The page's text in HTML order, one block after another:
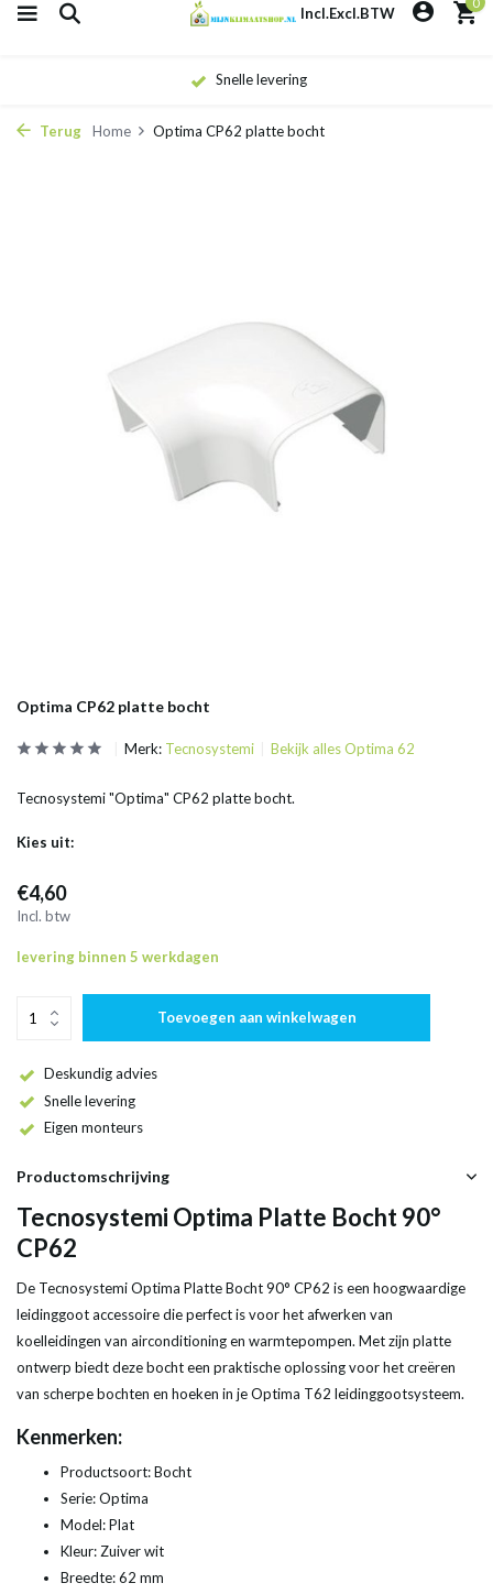
Incl.Excl.BTW
Snelle levering
Terug Home Optima CP62 platte bocht
Optima CP62 platte bocht
Merk: Tecnosystemi Bekijk alles Optima 62
Tecnosystemi "Optima" CP62 platte bocht.
Kies uit:
€4,60
Incl. btw
levering binnen 5 werkdagen
Toevoegen aan winkelwagen
Deskundig advies
Snelle levering
Eigen monteurs
Productomschrijving
Tecnosystemi Optima Platte Bocht 90°
CP62
De Tecnosystemi Optima Platte Bocht 90° CP62 is een hoogwaardige
leidinggoot accessoire die perfect is voor het afwerken van
koelleidingen van airconditioning en warmtepompen. Met zijn platte
ontwerp biedt deze bocht een praktische oplossing voor het creëren
van scherpe bochten en hoeken in je Optima T62 leidinggootsysteem.
Kenmerken:
Productsoort: Bocht
Serie: Optima
Model: Plat
Kleur: Zuiver wit
Breedte: 62 mm